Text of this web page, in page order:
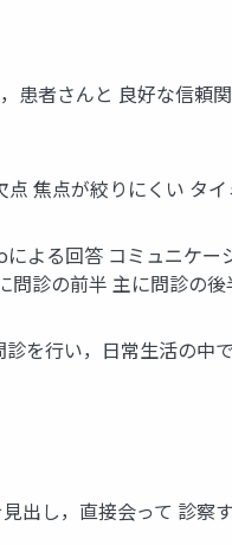
者さんと 良好な信頼関
焦点が絞りにくい タ
よる回答 コミュニケー
問診の前半 主に問診の後
を行い，日常生活の中
し，直接会って 診察す